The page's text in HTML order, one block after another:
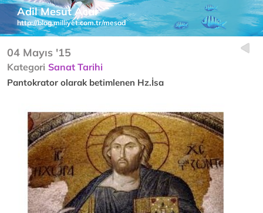
Adil Mesut Acar
http://blog.milliyet.com.tr/mesad
04 Mayıs '15
Kategori Sanat Tarihi
Pantokrator olarak betimlenen Hz.İsa